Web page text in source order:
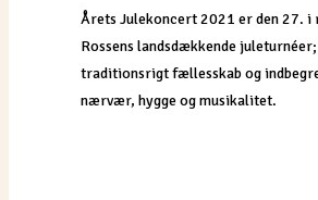
Årets Julekoncert 2021 er den 27.
Rossens landsdækkende
traditionsrigt fællesskab og
nærvær, hygge og musikalitet.